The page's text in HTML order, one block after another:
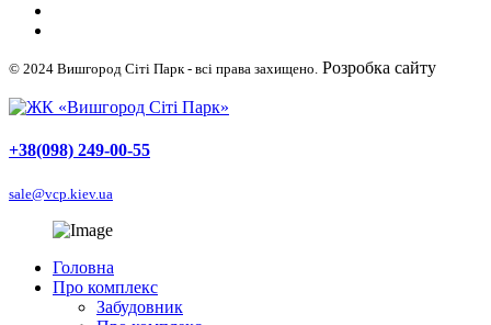
© 2024 Вишгород Сіті Парк - всі права захищено. Розробка сайту
+38(098) 249-00-55
sale@vcp.kiev.ua
Головна
Про комплекс
Забудовник